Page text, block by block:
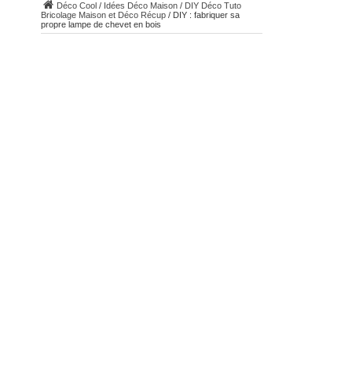
Déco Cool/ Idées Déco Maison/ DIY Déco Tuto
Bricolage Maison et Déco Récup/ DIY : fabriquer sa
propre lampe de chevet en bois